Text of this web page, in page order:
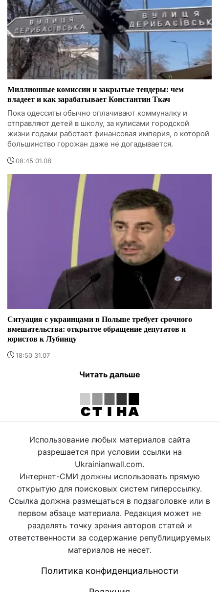
Миллионные комиссии и закрытые тендеры: чем
владеет и как зарабатывает Константин Ткач
Пока одесситы обычно оплачивают коммуналку и
отправляют детей в школу, за кулисами городской
жизни годами работает финансовая империя, о которой
большинство горожан даже не догадывается.
08:45 01.08
Ситуация с украинцами в Польше требует срочного
вмешательства: открытое обращение депутатов и
юристов к Лубинцу
18:50 31.07
Читать дальше
Использование любых материалов сайта
разрешается при условии ссылки на
Ukrainianwall.com.
Интернет-СМИ должны использовать прямую
открытую для поисковых систем гиперссылку.
Ссылка должна размещаться в подзаголовке или в
первом абзаце материала. Редакция может не
разделять точку зрения авторов статей и
ответственности за содержание републицируемых
материалов не несет.
Политика конфиденциальности